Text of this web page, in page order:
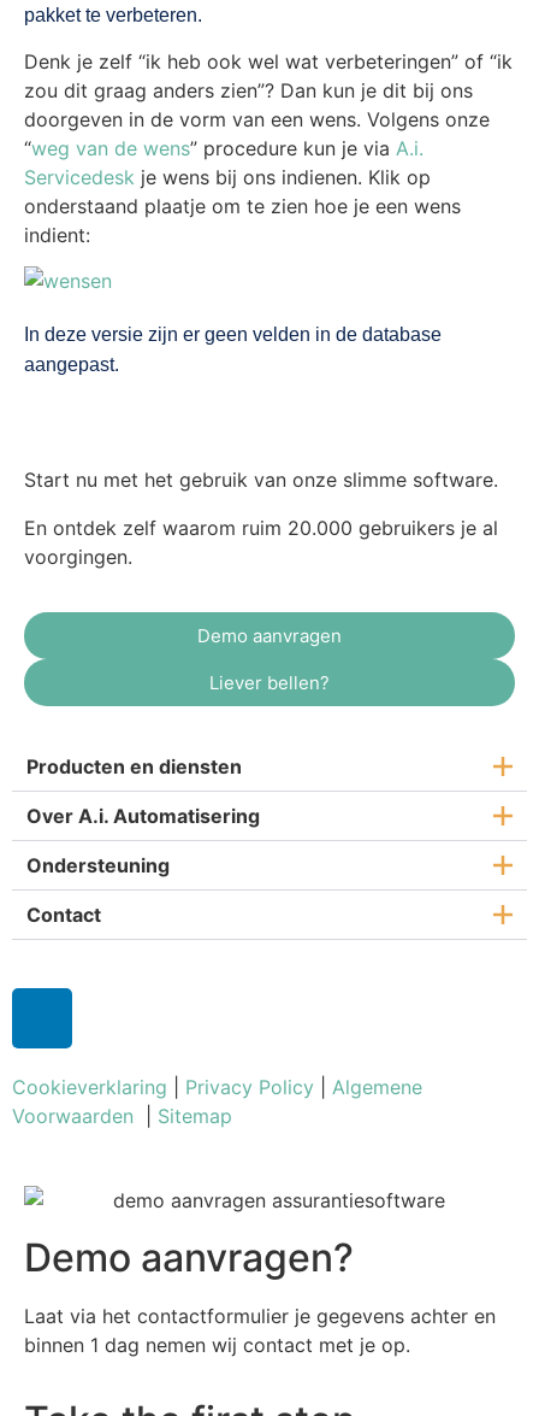
pakket te verbeteren.
Denk je zelf “ik heb ook wel wat verbeteringen” of “ik
zou dit graag anders zien”? Dan kun je dit bij ons
doorgeven in de vorm van een wens. Volgens onze
“weg van de wens” procedure kun je via A.i.
Servicedesk je wens bij ons indienen. Klik op
onderstaand plaatje om te zien hoe je een wens
indient:
In deze versie zijn er geen velden in de database
aangepast.
Start nu met het gebruik van onze slimme software.
En ontdek zelf waarom ruim 20.000 gebruikers je al
voorgingen.
Demo aanvragen
Liever bellen?
Producten en diensten
Over A.i. Automatisering
Ondersteuning
Contact
Cookieverklaring Privacy Policy
Algemene
Voorwaarden
Sitemap
Demo aanvragen?​
Laat via het contactformulier je gegevens achter en
binnen 1 dag nemen wij contact met je op.